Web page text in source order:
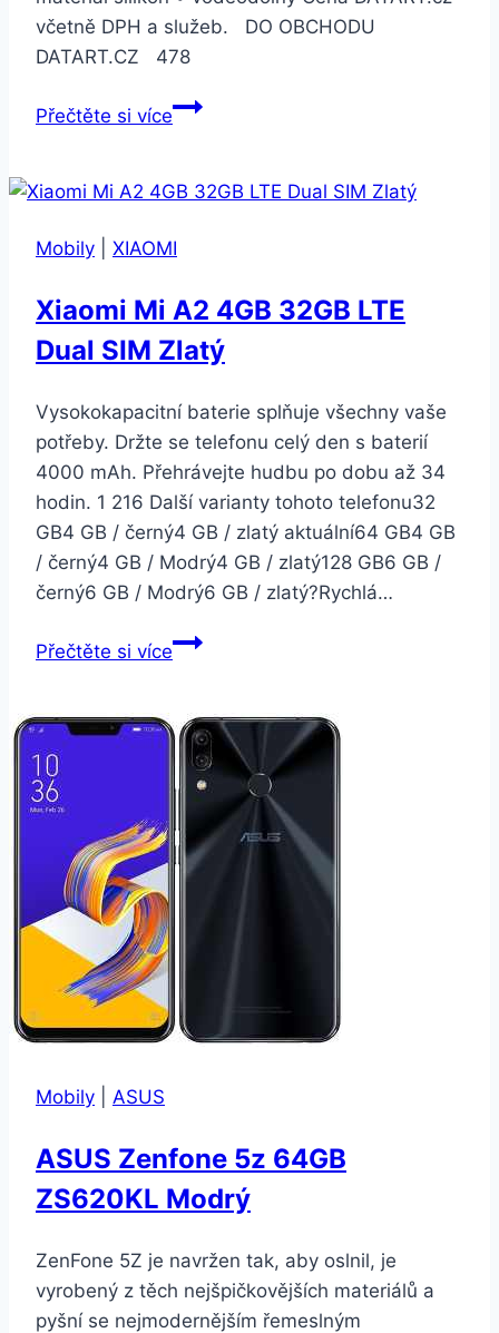
včetně DPH a služeb. DO OBCHODU
DATART.CZ 478
Přečtěte si víceSuunto
Suunto
Fitness
S
–
(SS050214000)
Mobily XIAOMI
Xiaomi Mi A2 4GB 32GB LTE
Dual SIM Zlatý
Vysokokapacitní baterie splňuje všechny vaše
potřeby. Držte se telefonu celý den s baterií
4000 mAh. Přehrávejte hudbu po dobu až 34
hodin. 1 216 Další varianty tohoto telefonu32
GB4 GB / černý4 GB / zlatý aktuální64 GB4 GB
/ černý4 GB / Modrý4 GB / zlatý128 GB6 GB /
černý6 GB / Modrý6 GB / zlatý?Rychlá…
Přečtěte si víceXiaomi
4GB
32GB
LTE
SIM
Zlatý
Mobily ASUS
ASUS Zenfone 5z 64GB
ZS620KL Modrý
ZenFone 5Z je navržen tak, aby oslnil, je
vyrobený z těch nejšpičkovějších materiálů a
pyšní se nejmodernějším řemeslným